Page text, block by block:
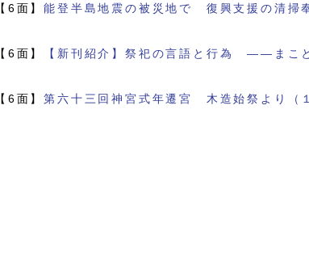
【6面】能登半島地震の被災地で 復興支援の清掃
【6面】 【新刊紹介】祭祀の言語と行為 ――ま
【6面】第六十三回神宮式年遷宮 木造始祭より（